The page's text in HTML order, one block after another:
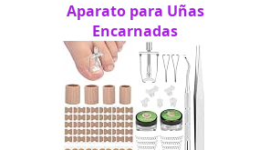
Aparato para Uñas
Encarnadas